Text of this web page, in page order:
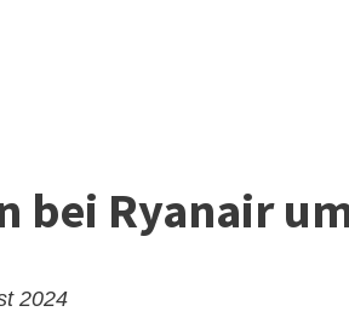
bei Ryanair
2024